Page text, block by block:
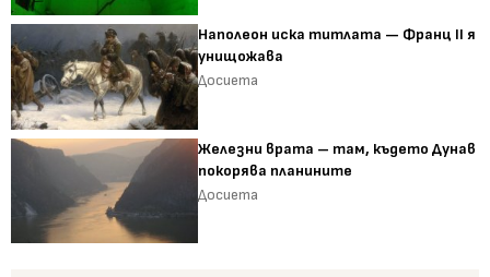
Наполеон иска титлата — Франц II я
унищожава
Досиета
Железни врата – там, където Дунав
покорява планините
Досиета